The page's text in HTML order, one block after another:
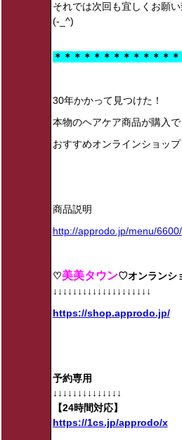
それでは次回も宜しくお願
(-_^)
＊＊＊＊＊＊＊＊＊＊＊＊
30年かかって見つけた！
本物のヘアケア商品が購入
おすすめオンラインショップ
商品説明
http://approdo.jp/menu/6600/
♡美美タウン♡オンランシ
↓↓↓↓↓↓↓↓↓↓↓↓↓↓↓↓↓↓↓↓
https://shop.approdo.jp/
予約専用
↓↓↓↓↓↓↓↓↓↓↓↓↓↓
【24時間対応】
https://1cs.jp/approdo/x